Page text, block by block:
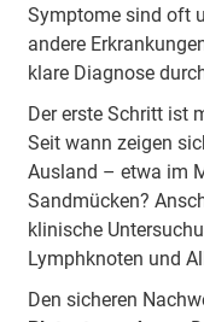
Symptome sind oft
andere
klare Diagnose
Der erste Schritt ist
Seit wann zeigen
Ausland – etwa im
Sandmücken?
klinische
Lymphknoten und
Den sicheren